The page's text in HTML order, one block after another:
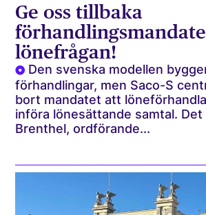
Ge oss tillbaka
lönefrågan!
Den svenska modellen
förhandlingar, men Saco-S
bort mandatet att
införa lönesättande samtal.
Brenthel, ordförande...